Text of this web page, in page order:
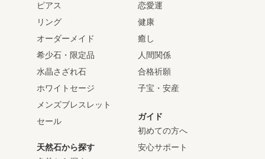
ピアス
リング
オーダーメイド
希少石・限定品
水晶さざれ石
ホワイトセージ
メンズブレスレット
セール
恋愛運
健康
癒し
人間関係
合格祈願
子宝・安産
天然石から探す
ガイド
初めての方へ
安心サポート